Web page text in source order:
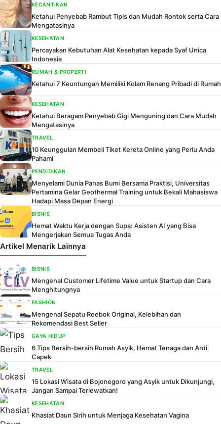
KECANTIKAN
Ketahui Penyebab Rambut Tipis dan Mudah Rontok serta Cara
Mengatasinya
KESEHATAN
Percayakan Kebutuhan Alat Kesehatan kepada Syaf Unica
Indonesia
RUMAH & PROPERTI
Ketahui 7 Keuntungan Memiliki Kolam Renang Pribadi di Rumah
KESEHATAN
Ketahui Beragam Penyebab Gigi Menguning dan Cara Mudah
Mengatasinya
TRAVEL
10 Keunggulan Membeli Tiket Kereta Online yang Perlu Anda
Pahami
PENDIDIKAN
Menyelami Dunia Panas Bumi Bersama Praktisi, Universitas
Pertamina Gelar Geothermal Training untuk Bekali Mahasiswa
Hadapi Masa Depan Energi
BISNIS
Hemat Waktu Kerja dengan Supa: Asisten AI yang Bisa
Mengerjakan Semua Tugas Anda
Artikel Menarik Lainnya
BISNIS
Mengenal Customer Lifetime Value untuk Startup dan Cara
Menghitungnya
FASHION
Mengenal Sepatu Reebok Original, Kelebihan dan
Rekomendasi Best Seller
GAYA HIDUP
6 Tips Bersih-bersih Rumah Asyik, Hemat Tenaga dan Anti
Capek
TRAVEL
15 Lokasi Wisata di Bojonegoro yang Asyik untuk Dikunjungi,
Jangan Sampai Terlewatkan!
KESEHATAN
Khasiat Daun Sirih untuk Menjaga Kesehatan Vagina